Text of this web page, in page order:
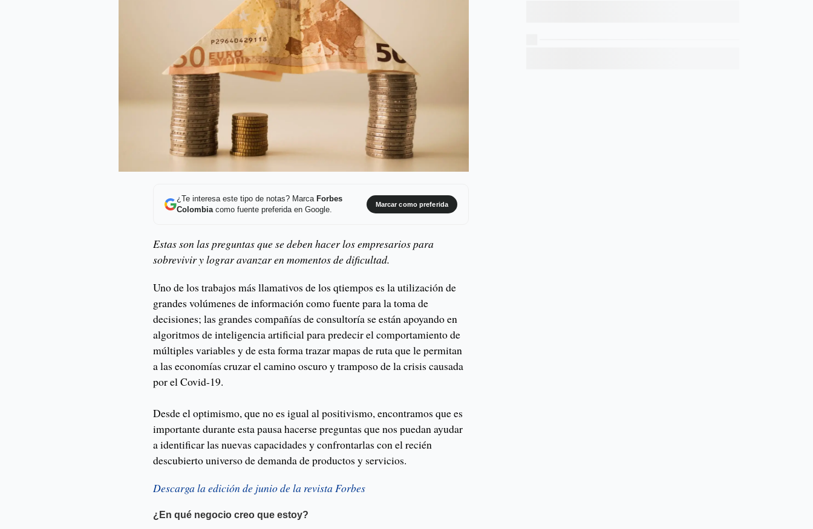
¿Te interesa este tipo de notas? Marca Forbes
Colombiacomo fuente preferida en Google.
Marcar como preferida
Estas son las preguntas que se deben hacer los empresarios para
sobrevivir y lograr avanzar en momentos de dificultad.
Uno de los trabajos más llamativos de los qtiempos es la utilización de
grandes volúmenes de información como fuente para la toma de
decisiones; las grandes compañías de consultoría se están apoyando en
algoritmos de inteligencia artificial para predecir el comportamiento de
múltiples variables y de esta forma trazar mapas de ruta que le permitan
a las economías cruzar el camino oscuro y tramposo de la crisis causada
por el Covid-19.
Desde el optimismo, que no es igual al positivismo, encontramos que es
importante durante esta pausa hacerse preguntas que nos puedan ayudar
a identificar las nuevas capacidades y confrontarlas con el recién
descubierto universo de demanda de productos y servicios.
Descarga la edición de junio de la revista Forbes
¿En qué negocio creo que estoy?